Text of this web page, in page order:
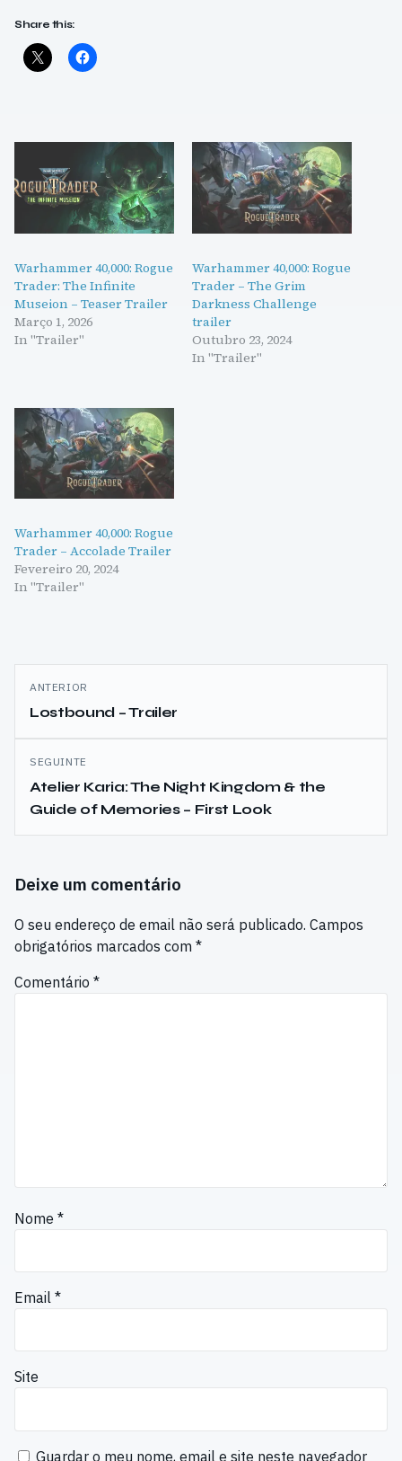
Share this:
Warhammer 40,000: Rogue
Trader: The Infinite
Museion – Teaser Trailer
Março 1, 2026
In "Trailer"
Warhammer 40,000: Rogue
Trader – The Grim
Darkness Challenge
trailer
Outubro 23, 2024
In "Trailer"
Warhammer 40,000: Rogue
Trader – Accolade Trailer
Fevereiro 20, 2024
In "Trailer"
Navegação
de
artigos
ANTERIOR
Lostbound – Trailer
SEGUINTE
Atelier Karia: The Night Kingdom & the
Guide of Memories – First Look
Deixe um comentário
O seu endereço de email não será publicado. Campos
obrigatórios marcados com *
Comentário *
Nome *
Email *
Site
Guardar o meu nome, email e site neste navegador